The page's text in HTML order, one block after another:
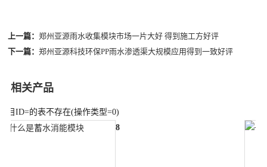
上一篇：郑州亚源雨水收集模块市场一片大好 得到施工方好评
下一篇：郑州亚源科技环保PP雨水渗透渠大规模应用得到一致好评
相关产品
目ID=的表不存在(操作类型=0)
8